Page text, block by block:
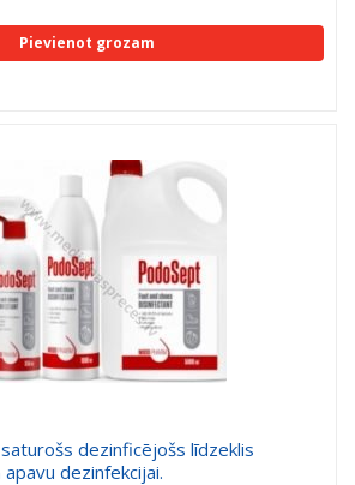
Pievienot grozam
dezinficējošs līdzeklis
dezinfekcijai.